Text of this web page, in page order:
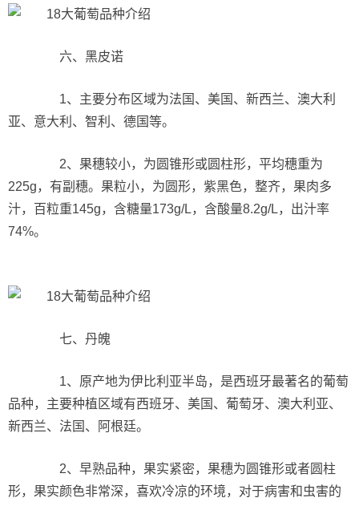
六、黑皮诺
1、主要分布区域为法国、美国、新西兰、澳大利
亚、意大利、智利、德国等。
2、果穗较小，为圆锥形或圆柱形，平均穗重为
225g，有副穗。果粒小，为圆形，紫黑色，整齐，果肉多
汁，百粒重145g，含糖量173g/L，含酸量8.2g/L，出汁率
74%。
七、丹魄
1、原产地为伊比利亚半岛，是西班牙最著名的葡萄
品种，主要种植区域有西班牙、美国、葡萄牙、澳大利亚、
新西兰、法国、阿根廷。
2、早熟品种，果实紧密，果穗为圆锥形或者圆柱
形，果实颜色非常深，喜欢冷凉的环境，对于病害和虫害的